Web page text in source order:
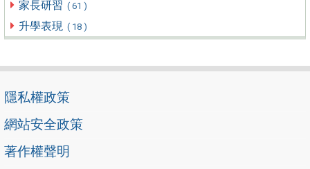
家長研習 ( 61 )
升學表現 ( 18 )
隱私權政策
網站安全政策
著作權聲明